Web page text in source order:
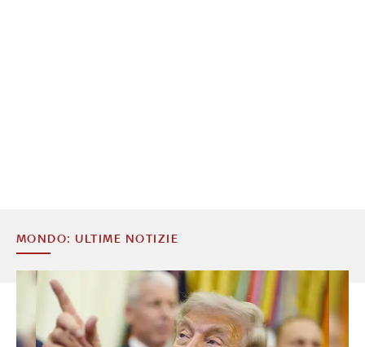
MONDO: ULTIME NOTIZIE